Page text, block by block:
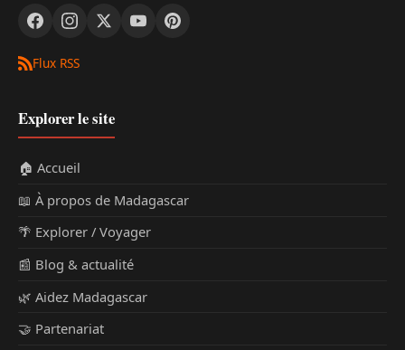
Flux RSS
Explorer le site
🏠 Accueil
📖 À propos de Madagascar
🌴 Explorer / Voyager
📰 Blog & actualité
🌿 Aidez Madagascar
🤝 Partenariat